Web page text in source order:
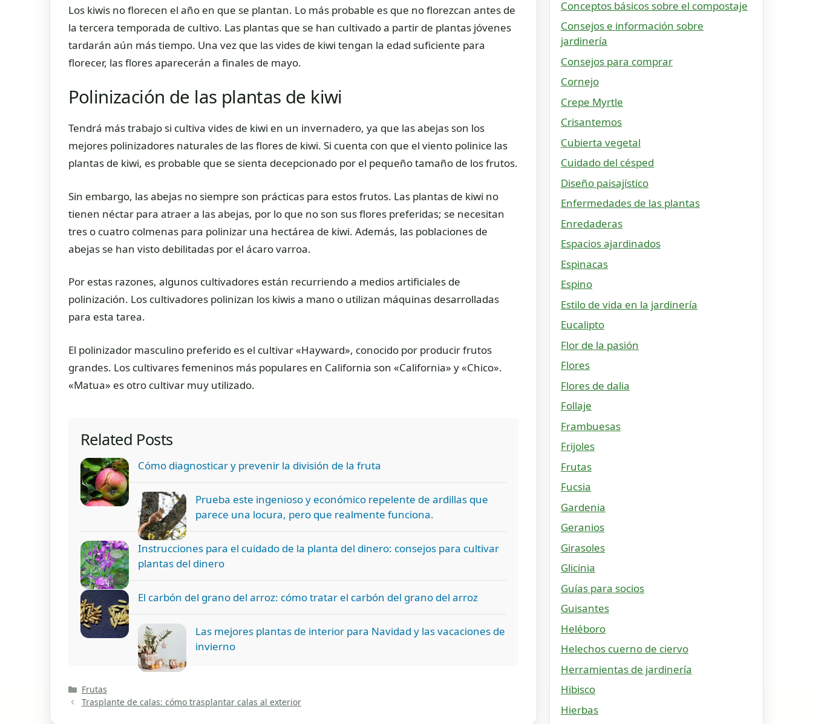
Los kiwis no florecen el año en que se plantan. Lo más probable es que no florezcan antes de
la tercera temporada de cultivo. Las plantas que se han cultivado a partir de plantas jóvenes
tardarán aún más tiempo. Una vez que las vides de kiwi tengan la edad suficiente para
florecer, las flores aparecerán a finales de mayo.
Polinización de las plantas de kiwi
Tendrá más trabajo si cultiva vides de kiwi en un invernadero, ya que las abejas son los
mejores polinizadores naturales de las flores de kiwi. Si cuenta con que el viento polinice las
plantas de kiwi, es probable que se sienta decepcionado por el pequeño tamaño de los frutos.
Sin embargo, las abejas no siempre son prácticas para estos frutos. Las plantas de kiwi no
tienen néctar para atraer a las abejas, por lo que no son sus flores preferidas; se necesitan
tres o cuatro colmenas para polinizar una hectárea de kiwi. Además, las poblaciones de
abejas se han visto debilitadas por el ácaro varroa.
Por estas razones, algunos cultivadores están recurriendo a medios artificiales de
polinización. Los cultivadores polinizan los kiwis a mano o utilizan máquinas desarrolladas
para esta tarea.
El polinizador masculino preferido es el cultivar «Hayward», conocido por producir frutos
grandes. Los cultivares femeninos más populares en California son «California» y «Chico».
«Matua» es otro cultivar muy utilizado.
Related Posts
Cómo diagnosticar y prevenir la división de la fruta
Prueba este ingenioso y económico repelente de ardillas que
parece una locura, pero que realmente funciona.
Instrucciones para el cuidado de la planta del dinero: consejos para cultivar
plantas del dinero
El carbón del grano del arroz: cómo tratar el carbón del grano del arroz
Las mejores plantas de interior para Navidad y las vacaciones de
invierno
Categorías
Frutas
Trasplante de calas: cómo trasplantar calas al exterior
Conceptos básicos sobre el compostaje
Consejos e información sobre
jardinería
Consejos para comprar
Cornejo
Crepe Myrtle
Crisantemos
Cubierta vegetal
Cuidado del césped
Diseño paisajístico
Enfermedades de las plantas
Enredaderas
Espacios ajardinados
Espinacas
Espino
Estilo de vida en la jardinería
Eucalipto
Flor de la pasión
Flores
Flores de dalia
Follaje
Frambuesas
Frijoles
Frutas
Fucsia
Gardenia
Geranios
Girasoles
Glicinia
Guías para socios
Guisantes
Heléboro
Helechos cuerno de ciervo
Herramientas de jardinería
Hibisco
Hierbas